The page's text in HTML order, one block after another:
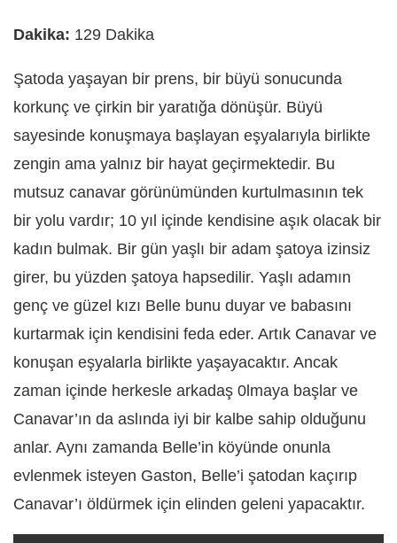
Dakika: 129 Dakika
Şatoda yaşayan bir prens, bir büyü sonucunda
korkunç ve çirkin bir yaratığa dönüşür. Büyü
sayesinde konuşmaya başlayan eşyalarıyla birlikte
zengin ama yalnız bir hayat geçirmektedir. Bu
mutsuz canavar görünümünden kurtulmasının tek
bir yolu vardır; 10 yıl içinde kendisine aşık olacak bir
kadın bulmak. Bir gün yaşlı bir adam şatoya izinsiz
girer, bu yüzden şatoya hapsedilir. Yaşlı adamın
genç ve güzel kızı Belle bunu duyar ve babasını
kurtarmak için kendisini feda eder. Artık Canavar ve
konuşan eşyalarla birlikte yaşayacaktır. Ancak
zaman içinde herkesle arkadaş 0lmaya başlar ve
Canavar’ın da aslında iyi bir kalbe sahip olduğunu
anlar. Aynı zamanda Belle’in köyünde onunla
evlenmek isteyen Gaston, Belle’i şatodan kaçırıp
Canavar’ı öldürmek için elinden geleni yapacaktır.